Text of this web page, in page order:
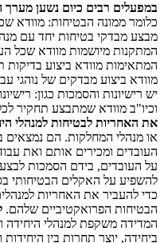
במפעלים רבים כיום נשען
כלומר ממונה הבטיחות: מוודא
מבצע מבדקי בטיחות יחד עם
המתקנות מיושמות מוודא שכל
המתאימות מוודא ביצוע בדיקות
מוודא ביצוע מבדקים של נוהגי
יש רישיונות והסמכות כגון:
וכיו"ב מוודא שמתבצע תחקיר
את האחריות לבטיחות למנהלי
או מנהלי המחלקות. הם
העובדים ומכירים אותם ואת
על העובדים, בידם הסמכות לבצע
להשפיע על האקלים הבטיחותי
כדי להעביר את האחריות
הבטיחות הפרואקטיביים שלהם.
המדידה משקפת למנהלי
ביחידה, יוצר תחרות בין